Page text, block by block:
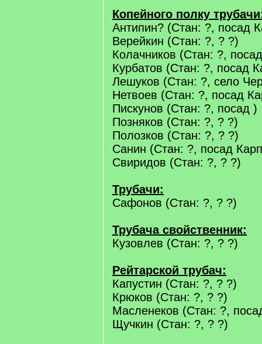
Копейного полку
Антипин? (Стан: ?, посад
Верейкин (Стан: ?, ? ?)
Колачников (Стан: ?,
Курбатов (Стан: ?, посад
Лешуков (Стан: ?, село
Нетвоев (Стан: ?, посад
Пискунов (Стан: ?, посад )
Позняков (Стан: ?, ? ?)
Полозков (Стан: ?, ? ?)
Санин (Стан: ?, посад
Свиридов (Стан: ?, ? ?)
Трубачи:
Сафонов (Стан: ?, ? ?)
Трубача свойственник:
Кузовлев (Стан: ?, ? ?)
Рейтарской трубач:
Капустин (Стан: ?, ? ?)
Крюков (Стан: ?, ? ?)
Масленеков (Стан: ?,
Щучкин (Стан: ?, ? ?)